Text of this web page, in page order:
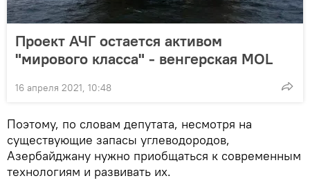
Проект АЧГ остается активом
"мирового класса" - венгерская MOL
16 апреля 2021, 10:48
Поэтому, по словам депутата, несмотря на
существующие запасы углеводородов,
Азербайджану нужно приобщаться к современным
технологиям и развивать их.